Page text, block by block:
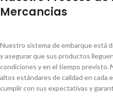
Mercancias
Nuestro sistema de embarque está
y asegurar que sus productos
condiciones y en el tiempo previsto.
altos estándares de calidad en cada
cumplir con sus expectativas y